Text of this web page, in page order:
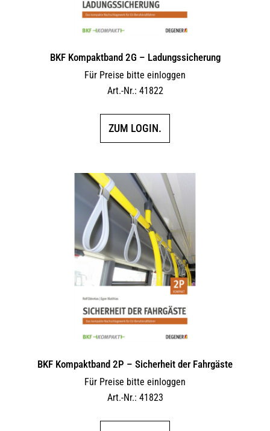
BKF Kompaktband 2G – Ladungs­sicherung
Für Preise bitte einloggen
Art.-Nr.: 41822
ZUM LOGIN.
BKF Kompaktband 2P – Sicherheit der Fahrgäste
Für Preise bitte einloggen
Art.-Nr.: 41823